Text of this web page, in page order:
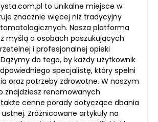
to unikalne miejsce w
znacznie więcej niż tradycyjny
Nasza platforma
myślą o osobach poszukujących
i profesjonalnej opieki
do tego, by każdy użytkownik
specjalistę, który spełni
oraz potrzeby zdrowotne. W naszym
znajdziesz renomowanych
cenne porady dotyczące dbania
Zróżnicowane artykuły na